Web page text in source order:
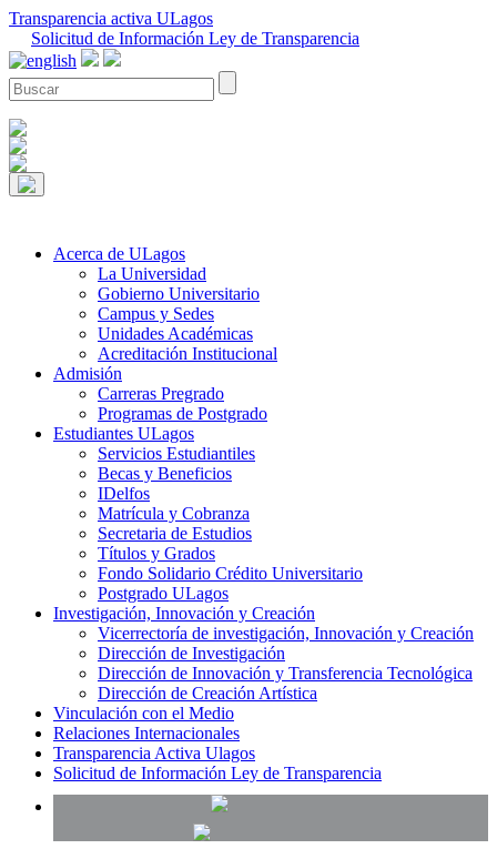
Transparencia activa ULagos
Solicitud de Información Ley de Transparencia
Acerca de ULagos
La Universidad
Gobierno Universitario
Campus y Sedes
Unidades Académicas
Acreditación Institucional
Admisión
Carreras Pregrado
Programas de Postgrado
Estudiantes ULagos
Servicios Estudiantiles
Becas y Beneficios
IDelfos
Matrícula y Cobranza
Secretaria de Estudios
Títulos y Grados
Fondo Solidario Crédito Universitario
Postgrado ULagos
Investigación, Innovación y Creación
Vicerrectoría de investigación, Innovación y Creación
Dirección de Investigación
Dirección de Innovación y Transferencia Tecnológica
Dirección de Creación Artística
Vinculación con el Medio
Relaciones Internacionales
Transparencia Activa Ulagos
Solicitud de Información Ley de Transparencia